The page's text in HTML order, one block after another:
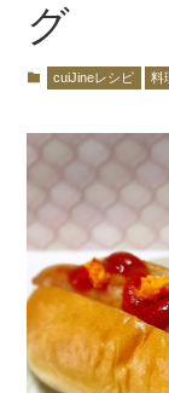
グ
cuiJineレシピ 料